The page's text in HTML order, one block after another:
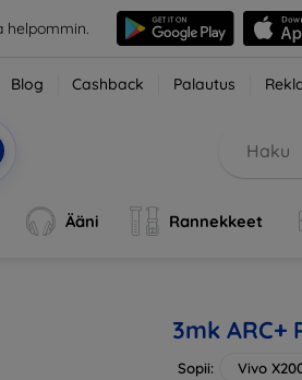
Blog Cashback Palautus
Ääni Rannekkeet
3mk
Sopii: Vivo